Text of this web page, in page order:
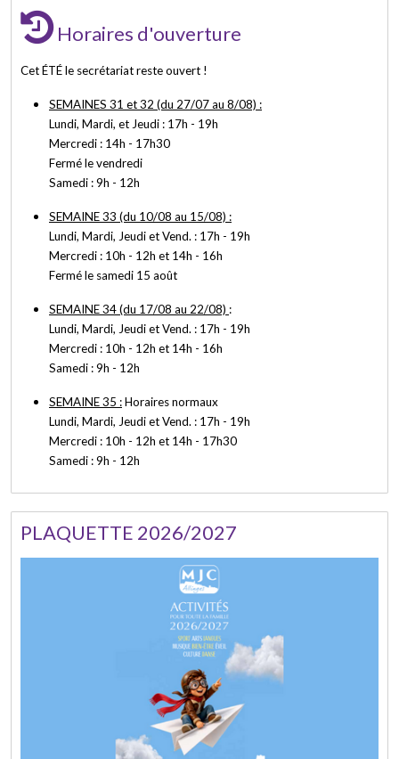
Horaires d'ouverture
Cet ÉTÉ le secrétariat reste ouvert !
SEMAINES 31 et 32 (du 27/07 au 8/08) :
Lundi, Mardi, et Jeudi : 17h - 19h
Mercredi : 14h - 17h30
Fermé le vendredi
Samedi : 9h - 12h
SEMAINE 33 (du 10/08 au 15/08) :
Lundi, Mardi, Jeudi et Vend. : 17h - 19h
Mercredi : 10h - 12h et 14h - 16h
Fermé le samedi 15 août
SEMAINE 34 (du 17/08 au 22/08) :
Lundi, Mardi, Jeudi et Vend. : 17h - 19h
Mercredi : 10h - 12h et 14h - 16h
Samedi : 9h - 12h
SEMAINE 35 :Horaires normaux
Lundi, Mardi, Jeudi et Vend. : 17h - 19h
Mercredi : 10h - 12h et 14h - 17h30
Samedi : 9h - 12h
PLAQUETTE 2026/2027